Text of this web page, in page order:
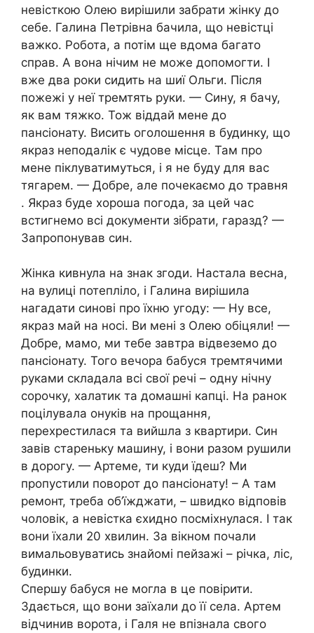
невісткою Олею вирішили забрати жінку до
себе. Галина Петрівна бачила, що невістці
важко. Робота, а потім ще вдома багато
справ. А вона нічим не може допомогти. І
вже два роки сидить на шиї Ольги. Після
пожежі у неї тремтять руки. — Сину, я бачу,
як вам тяжко. Тож віддай мене до
пансіонату. Висить оголошення в будинку, що
якраз неподалік є чудове місце. Там про
мене піклуватимуться, і я не буду для вас
тягарем. — Добре, але почекаємо до травня
. Якраз буде хороша погода, за цей час
встигнемо всі документи зібрати, гаразд? —
Запропонував син.
Жінка кивнула на знак згоди. Настала весна,
на вулиці потепліло, і Галина вирішила
нагадати синові про їхню угоду: — Ну все,
якраз май на носі. Ви мені з Олею обіцяли! —
Добре, мамо, ми тебе завтра відвеземо до
пансіонату. Того вечора бабуся тремтячими
руками складала всі свої речі – одну нічну
сорочку, халатик та домашні капці. На ранок
поцілувала онуків на прощання,
перехрестилася та вийшла з квартири. Син
завів стареньку машину, і вони разом рушили
в дорогу. — Артеме, ти куди їдеш? Ми
пропустили поворот до пансіонату! – А там
ремонт, треба об’їжджати, – швидко відповів
чоловік, а невістка єхидно посміхнулася. І так
вони їхали 20 хвилин. За вікном почали
вимальовуватись знайомі пейзажі – річка, ліс,
будинки.
Спершу бабуся не могла в це повірити.
Здається, що вони заїхали до її села. Артем
відчинив ворота, і Галя не впізнала свого